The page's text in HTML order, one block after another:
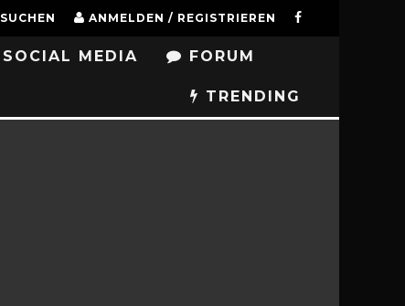
SUCHEN ANMELDEN / REGISTRIEREN
SOCIAL MEDIA FORUM
TRENDING